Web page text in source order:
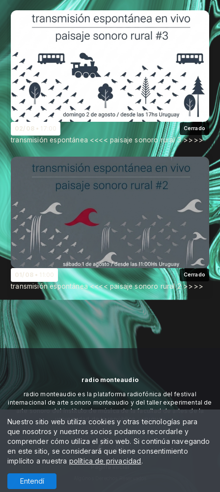
02/08 17:00 Cerrado
transmisión espontánea <<<< paisaje sonoro rural 3 >>>>
01/08 11:00 Cerrado
transmisión espontánea <<<< paisaje sonoro rural 2 >>>>
radio monteaudio
radio monteaudio es la plataforma radiofónica del festival
internacional de arte sonoro monteaudio y del taller experimental de
arte sonoro del instituto de música de la facultad de artes de la
universidad de la república - uruguay
Página Inicial
Nuestro sitio web utiliza cookies y otras tecnologías para
que nosotros y nuestros socios podamos recordarle y
comprender cómo utiliza el sitio web. Si continúa navegando
en este sitio, se considerará que tiene consentimiento
implícito a nuestra política de privacidad.
Entendí